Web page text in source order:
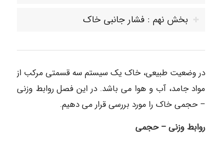
بخش نهم : فشار جانبی خاک
در وضعیت طبیعی، خاک یک سیستم سه قسمتی مرکب از
مواد جامد، آب و هوا می باشد. در این فصل روابط وزنی
– حجمی خاک را مورد بررسی قرار می دهیم.
روابط وزنی – حجمی